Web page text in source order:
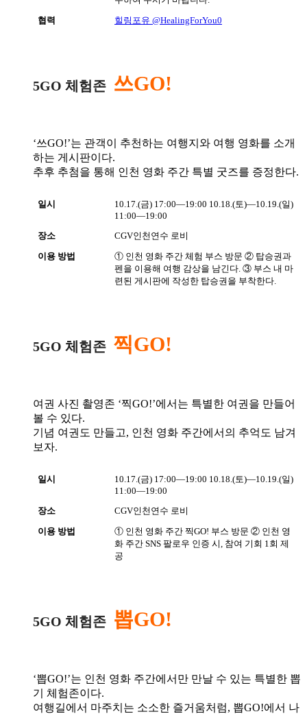
협력
힐링포유 @HealingForYou0
5GO 체험존 쓰GO!
‘쓰GO!’는 관객이 추천하는 여행지와 여행 영화를 소개
하는 게시판이다.
추후 추첨을 통해 인천 영화 주간 특별 굿즈를 증정한다.
일시 10.17.(금) 17:00―19:00 10.18.(토)―10.19.(일)
11:00―19:00
장소
CGV인천연수 로비
이용 방법
① 인천 영화 주간 체험 부스 방문 ② 탑승권과
펜을 이용해 여행 감상을 남긴다. ③ 부스 내 마
련된 게시판에 작성한 탑승권을 부착한다.
5GO 체험존 찍GO!
여권 사진 촬영존 ‘찍GO!’에서는 특별한 여권을 만들어
볼 수 있다.
기념 여권도 만들고, 인천 영화 주간에서의 추억도 남겨
보자.
일시 10.17.(금) 17:00―19:00 10.18.(토)―10.19.(일)
11:00―19:00
장소
CGV인천연수 로비
이용 방법
① 인천 영화 주간 찍GO! 부스 방문 ② 인천 영
화 주간 SNS 팔로우 인증 시, 참여 기회 1회 제
공
5GO 체험존 뽑GO!
‘뽑GO!’는 인천 영화 주간에서만 만날 수 있는 특별한 뽑
기 체험존이다.
여행길에서 마주치는 소소한 즐거움처럼, 뽑GO!에서 나